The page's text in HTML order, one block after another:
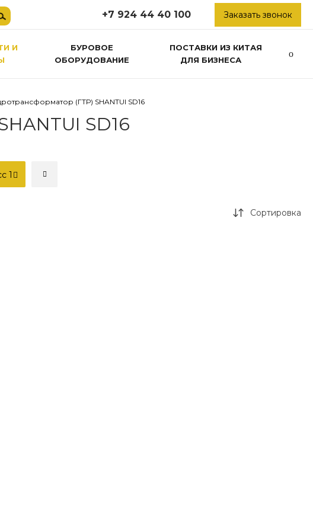
+7 924 44 40 100 Заказать звонок
И
БУРОВОЕ
ОБОРУДОВАНИЕ
ПОСТАВКИ ИЗ КИТАЯ
ДЛЯ БИЗНЕСА
(ГТР) SHANTUI SD16
SD16
1
Сортировка